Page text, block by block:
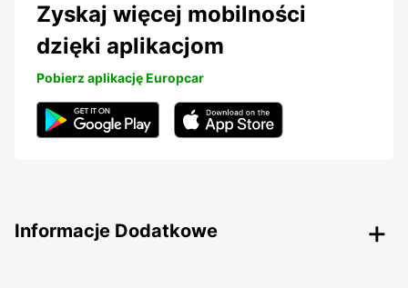
Zyskaj więcej mobilności
dzięki aplikacjom
Pobierz aplikację Europcar
Informacje Dodatkowe